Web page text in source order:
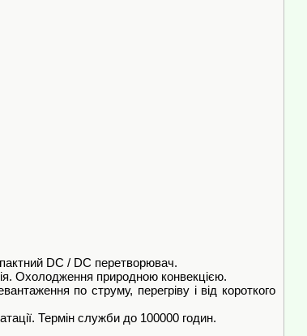
DC / DC перетворювач.
Охолодження природною конвекцією.
по струму, перегріву і від короткого
Термін служби до 100000 годин.